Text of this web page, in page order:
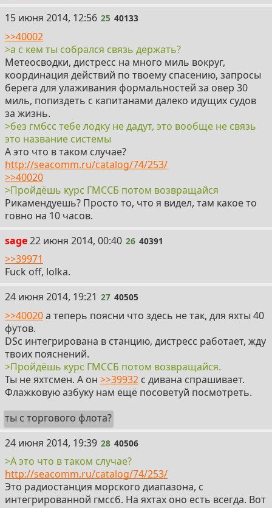
25
15 июня 2014, 12:56 25 40133
>>40002
>а с кем ты собрался связь держать?
Метеосводки, дистресс на много миль вокруг,
координация действий по твоему спасению, запросы
берега для улаживания формальностей за овер 30
миль, попиздеть с капитанами далеко идущих судов
за жизнь.
>без гмбсс тебе лодку не дадут, это вообще не связь
это название системы
А это что в таком случае?
http://seacomm.ru/catalog/74/253/
>>40020
>Пройдёшь курс ГМССБ потом возвращайся
Рикамендуешь? Просто то, что я видел, там какое то
говно на 10 часов.
sage 26
22 июня 2014, 00:40 26 40391
>>39971
Fuck off, lolka.
27
24 июня 2014, 19:21 27 40505
>>40020а теперь поясни что здесь не так, для яхты 40
футов.
DSc интегрирована в станцию, дистресс работает, жду
твоих пояснений.
>Пройдёшь курс ГМССБ потом возвращайся.
Ты не яхтсмен. А он >>39932 с дивана спрашивает.
Флажковую азбуку нам ещё посоветуй посмотреть.
ты с торгового флота?
28
24 июня 2014, 19:39 28 40506
>А это что в таком случае?
http://seacomm.ru/catalog/74/253/
Это радиостанция морского диапазона, с
интегрированной гмссб. На яхтах оно есть всегда. Вот